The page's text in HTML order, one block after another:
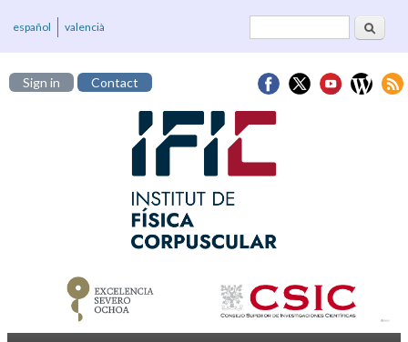
Search
español valencià
Sign in Contact